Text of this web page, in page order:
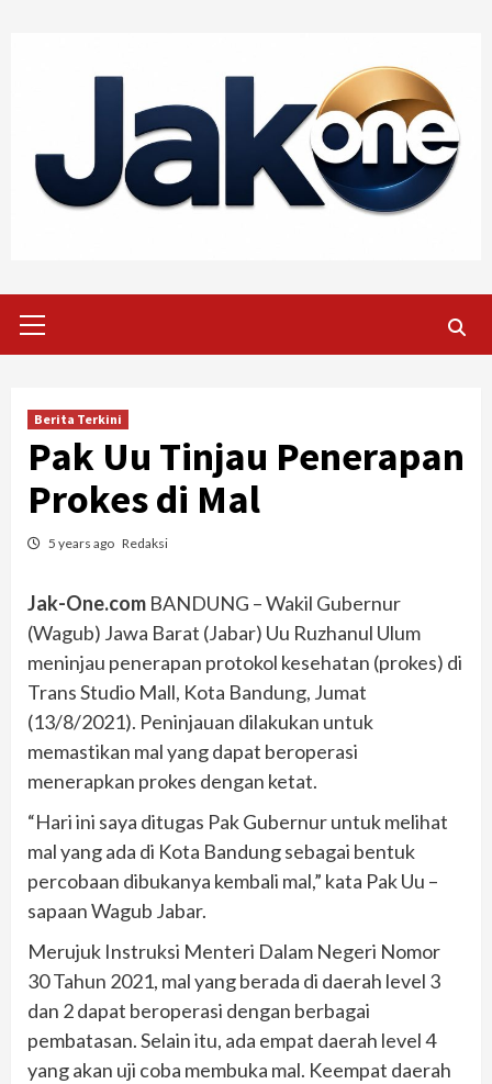
Menu
Berita Terkini
Pak Uu Tinjau Penerapan
Prokes di Mal
5 years ago Redaksi
Jak-One.com BANDUNG – Wakil Gubernur
(Wagub) Jawa Barat (Jabar) Uu Ruzhanul Ulum
meninjau penerapan protokol kesehatan (prokes) di
Trans Studio Mall, Kota Bandung, Jumat
(13/8/2021). Peninjauan dilakukan untuk
memastikan mal yang dapat beroperasi
menerapkan prokes dengan ketat.
“Hari ini saya ditugas Pak Gubernur untuk melihat
mal yang ada di Kota Bandung sebagai bentuk
percobaan dibukanya kembali mal,” kata Pak Uu –
sapaan Wagub Jabar.
Merujuk Instruksi Menteri Dalam Negeri Nomor
30 Tahun 2021, mal yang berada di daerah level 3
dan 2 dapat beroperasi dengan berbagai
pembatasan. Selain itu, ada empat daerah level 4
yang akan uji coba membuka mal. Keempat daerah